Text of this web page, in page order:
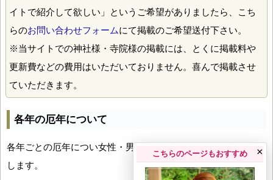
イトで紹介して欲しい」というご希望がありましたら、こち
らのお問い合わせフォームにて掲載のご希望送付下さい。
※当サイトでの神社様・寺院様の掲載には、とくに掲載料や
更新費などの費用はいただいておりません。喜んで掲載させ
ていただきます。
各年の厄年について
各年ごとの厄年につい女性・男性の年齢早見表とともにお伝え
します。
こちらのページもおすすめ ×